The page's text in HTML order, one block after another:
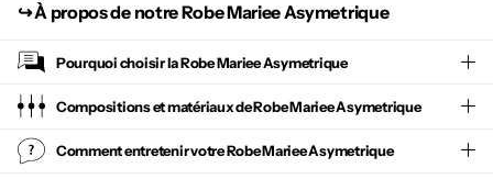
↪︎À propos de notre Robe Mariee Asymetrique
Pourquoi choisir laRobe Mariee Asymetrique
Compositions et matériaux de Robe Mariee Asymetrique
Comment entretenir votreRobe Mariee Asymetrique